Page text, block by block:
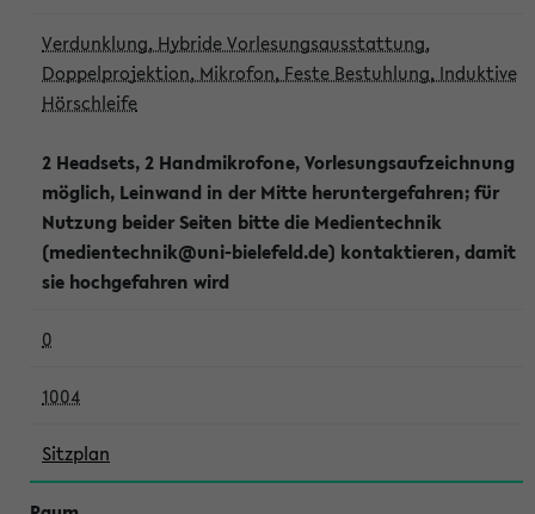
Verdunklung, Hybride Vorlesungsausstattung,
Doppelprojektion, Mikrofon, Feste Bestuhlung, Induktive
Hörschleife
2 Headsets, 2 Handmikrofone, Vorlesungsaufzeichnung
möglich, Leinwand in der Mitte heruntergefahren; für
Nutzung beider Seiten bitte die Medientechnik
(medientechnik@uni-bielefeld.de) kontaktieren, damit
sie hochgefahren wird
0
1004
Sitzplan